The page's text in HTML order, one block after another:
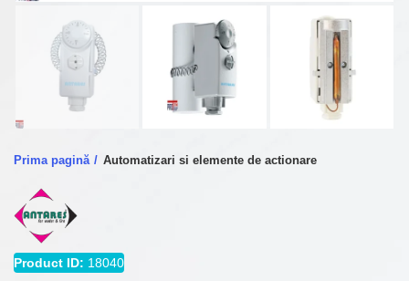
Prima pagină Automatizari si elemente de actionare
Product ID: 18040